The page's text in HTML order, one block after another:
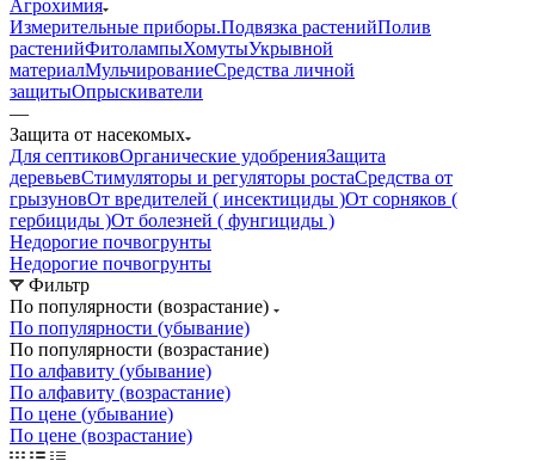
Агрохимия
Измерительные приборы.Подвязка растенийПолив
растенийФитолампыХомутыУкрывной
материалМульчированиеСредства личной
защитыОпрыскиватели
—
Защита от насекомых
Для септиковОрганические удобренияЗащита
деревьевСтимуляторы и регуляторы ростаСредства от
грызуновОт вредителей ( инсектициды )От сорняков (
гербициды )От болезней ( фунгициды )
Недорогие почвогрунты
Недорогие почвогрунты
Фильтр
По популярности (возрастание)
По популярности (убывание)
По популярности (возрастание)
По алфавиту (убывание)
По алфавиту (возрастание)
По цене (убывание)
По цене (возрастание)